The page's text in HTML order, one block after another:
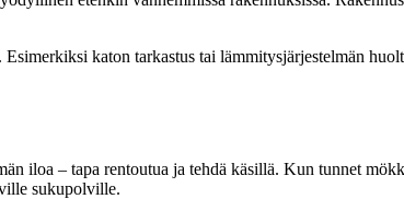
katon tarkastus tai lämmitysjärjestelmän
iloa – tapa rentoutua ja tehdä käsillä. Kun tunnet
sukupolville.